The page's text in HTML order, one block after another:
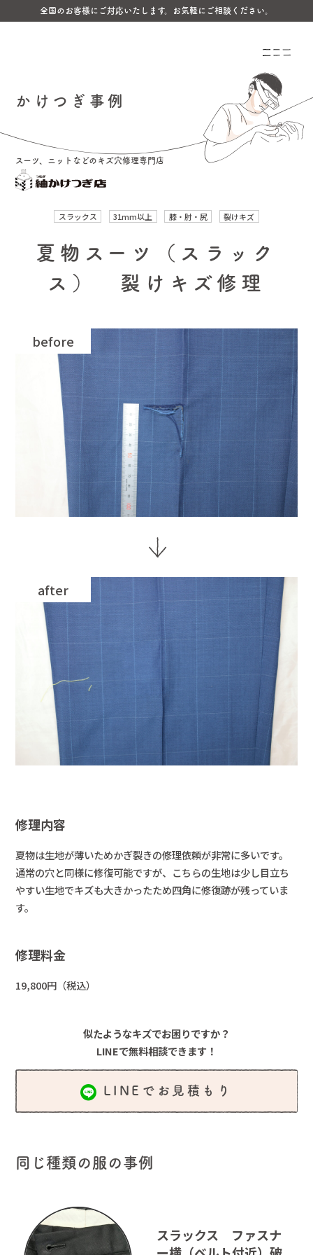
全国のお客様にご対応いたします。お気軽にご相談ください。
スーツ、ニットなどのキズ穴修理専門店
かけつぎ事例
スラックス 31mm以上 膝・肘・尻 裂けキズ
夏物スーツ（スラック
ス） 裂けキズ修理
修理内容
夏物は生地が薄いためかぎ裂きの修理依頼が非常に多いです。
通常の穴と同様に修復可能ですが、こちらの生地は少し目立ち
やすい生地でキズも大きかったため四角に修復跡が残っていま
す。
修理料金
19,800円（税込）
似たようなキズでお困りですか？
LINEで無料相談できます！
LINEでお見積もり
同じ種類の服の事例
スラックス ファスナ